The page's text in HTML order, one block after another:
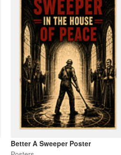
Better A Sweeper Poster